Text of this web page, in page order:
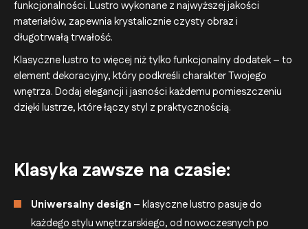
funkcjonalności. Lustro wykonane z najwyższej jakości
materiałów, zapewnia krystalicznie czysty obraz i
długotrwałą trwałość.
Klasyczne lustro to więcej niż tylko funkcjonalny dodatek – to
element dekoracyjny, który podkreśli charakter Twojego
wnętrza. Dodaj elegancji i jasności każdemu pomieszczeniu
dzięki lustrze, które łączy styl z praktycznością.
Klasyka zawsze na czasie:
Uniwersalny design – klasyczne lustro pasuje do
każdego stylu wnętrzarskiego, od nowoczesnych po